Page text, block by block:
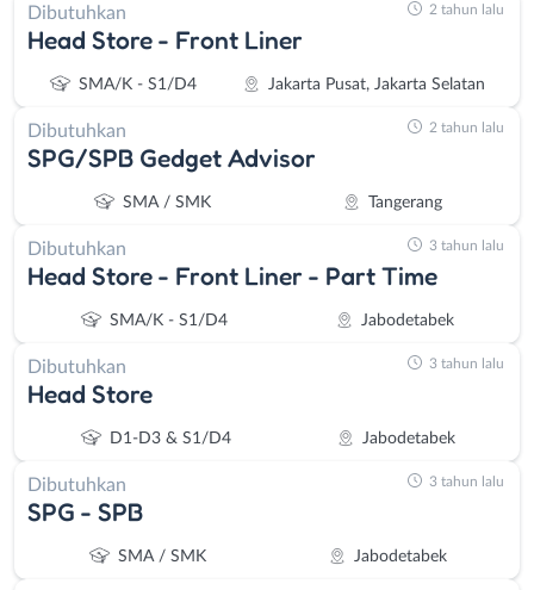
Dibutuhkan
Head Store - Front Liner
SMA/K - S1/D4 Jakarta Pusat, Jakarta Selatan
2 tahun lalu
Dibutuhkan
SPG/SPB Gedget Advisor
SMA / SMK Tangerang
2 tahun lalu
Dibutuhkan
Head Store - Front Liner - Part Time
SMA/K - S1/D4 Jabodetabek
3 tahun lalu
Dibutuhkan
Head Store
D1-D3 & S1/D4 Jabodetabek
3 tahun lalu
Dibutuhkan
SPG - SPB
SMA / SMK Jabodetabek
3 tahun lalu